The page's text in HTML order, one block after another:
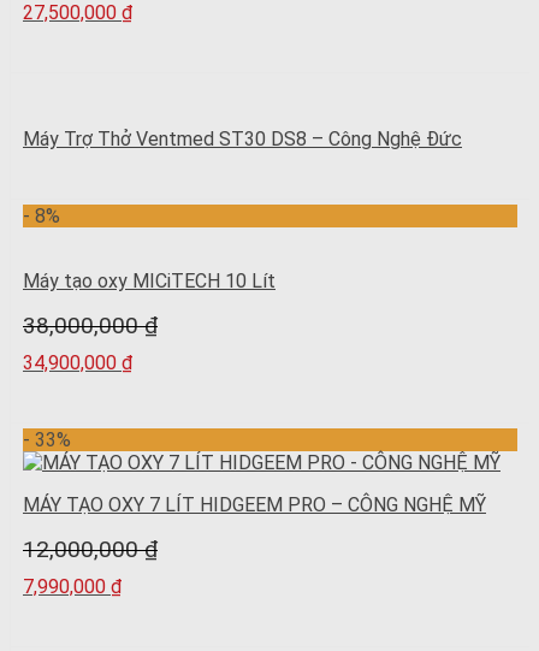
27,500,000 ₫
Máy Trợ Thở Ventmed ST30 DS8 – Công Nghệ Đức
- 8%
Máy tạo oxy MICiTECH 10 Lít
38,000,000₫
34,900,000 ₫
- 33%
MÁY TẠO OXY 7 LÍT HIDGEEM PRO – CÔNG NGHỆ MỸ
12,000,000₫
7,990,000 ₫